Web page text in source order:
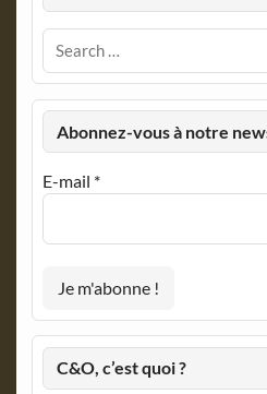
Abonnez-vous à notre
E-mail *
C&O, c’est quoi ?